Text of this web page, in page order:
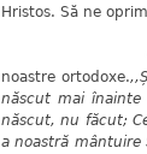
Hristos. Să ne
noastre ortodoxe.
născut mai înainte
născut, nu făcut;
a noastră mântuire